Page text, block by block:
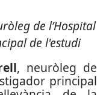
de l’Hospital
de l'estudi
, neuròleg de
principal